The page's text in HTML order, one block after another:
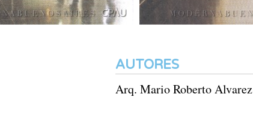
AUTORES
Arq. Mario Roberto Alvarez